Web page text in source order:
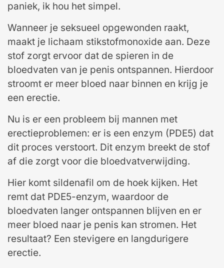
paniek, ik hou het simpel.
Wanneer je seksueel opgewonden raakt,
maakt je lichaam stikstofmonoxide aan. Deze
stof zorgt ervoor dat de spieren in de
bloedvaten van je penis ontspannen. Hierdoor
stroomt er meer bloed naar binnen en krijg je
een erectie.
Nu is er een probleem bij mannen met
erectieproblemen: er is een enzym (PDE5) dat
dit proces verstoort. Dit enzym breekt de stof
af die zorgt voor die bloedvatverwijding.
Hier komt sildenafil om de hoek kijken. Het
remt dat PDE5-enzym, waardoor de
bloedvaten langer ontspannen blijven en er
meer bloed naar je penis kan stromen. Het
resultaat? Een stevigere en langdurigere
erectie.